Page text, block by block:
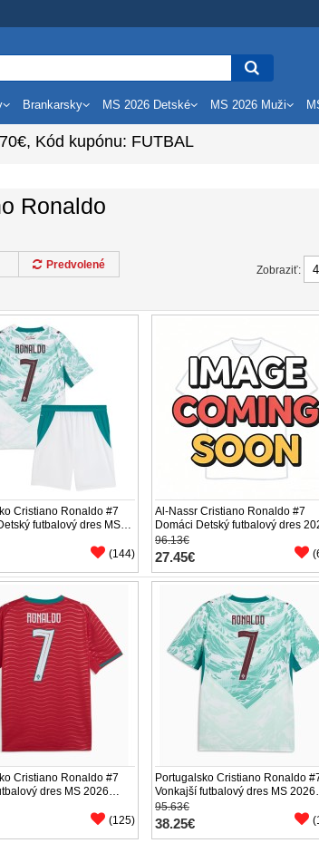
Brankarsky MS 2026 Detské MS 2026 Muži
70€, Kód kupónu: FUTBAL
Ronaldo
Zobraziť:
Predvolené
Cristiano Ronaldo #7
futbalový dres MS
Rukáv (+ trenírky)
(144)
Al-Nassr Cristiano Ronaldo #7
Domáci Detský futbalový dres
27 Krátky Rukáv (+ trenírky)
96.13€
27.45€
Cristiano Ronaldo #7
dres MS 2026
(125)
Portugalsko Cristiano Ronaldo
Vonkajší futbalový dres MS 2026
Krátky Rukáv
95.63€
38.25€